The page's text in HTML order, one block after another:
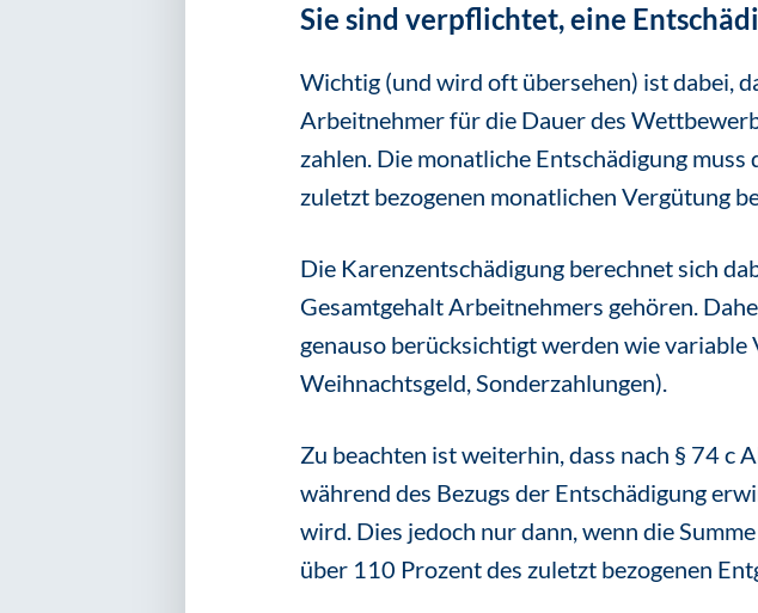
Sie sind verpflichtet, eine
Wichtig (und wird oft übersehen) ist dabei,
Arbeitnehmer für die Dauer des
zahlen. Die monatliche Entschädigung
zuletzt bezogenen monatlichen Vergütung
Die Karenzentschädigung berechnet sich
Gesamtgehalt Arbeitnehmers gehören.
genauso berücksichtigt werden wie
Weihnachtsgeld, Sonderzahlungen).
Zu beachten ist weiterhin, dass nach § 74 c
während des Bezugs der Entschädigung
wird. Dies jedoch nur dann, wenn die
über 110 Prozent des zuletzt bezogenen